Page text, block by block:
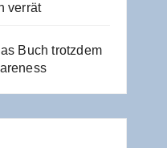
verrät
Buch trotz­dem